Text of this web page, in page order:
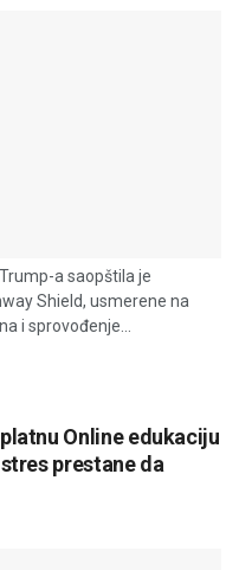
a saopštila je
Shield, usmerene na
i sprovođenje...
Online edukaciju
prestane da